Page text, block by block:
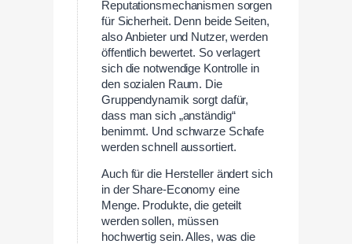
Reputationsmechanismen sorgen
für Sicherheit. Denn beide Seiten,
also Anbieter und Nutzer, werden
öffentlich bewertet. So verlagert
sich die notwendige Kontrolle in
den sozialen Raum. Die
Gruppendynamik sorgt dafür,
dass man sich „anständig“
benimmt. Und schwarze Schafe
werden schnell aussortiert.
Auch für die Hersteller ändert sich
in der Share-Economy eine
Menge. Produkte, die geteilt
werden sollen, müssen
hochwertig sein. Alles, was die